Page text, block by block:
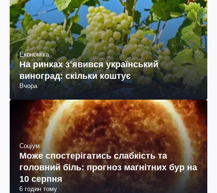
Економіка
На ринках зʼявився український
виноград: скільки коштує
Вчора
Соціум
Може спостерігатись слабкість та
головний біль: прогноз магнітних бур на
10 серпня
6 годин тому